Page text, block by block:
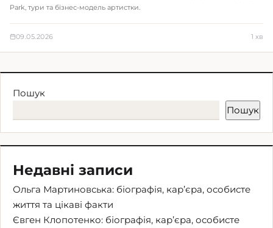
Park, тури та бізнес-модель артистки.
09.05.2026 1 хв
Пошук
Пошук
Недавні записи
Ольга Мартиновська: біографія, кар’єра, особисте
життя та цікаві факти
Євген Клопотенко: біографія, кар’єра, особисте